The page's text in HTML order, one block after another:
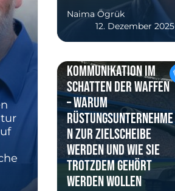
Naima Ögrük
12. Dezember 2025
Kommunikation im
Schatten der Waffen
– Warum
Rüstungsunternehme
n zur Zielscheibe
werden und wie sie
trotzdem gehört
werden wollen